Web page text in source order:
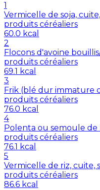
1
Vermicelle de soja,
produits céréaliers
60.0 kcal
2
Flocons d'avoine
produits céréaliers
69.1 kcal
3
Frik (blé dur immature
produits céréaliers
76.0 kcal
4
Polenta ou semoule de
produits céréaliers
76.1 kcal
5
Vermicelle de riz, cuite,
produits céréaliers
86.6 kcal